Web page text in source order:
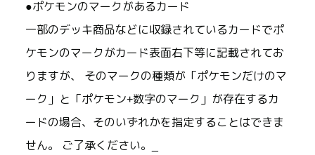
●ポケモンのマークがあるカード
一部のデッキ商品などに収録されているカードでポ
ケモンのマークがカード表面右下等に記載されてお
りますが、 そのマークの種類が「ポケモンだけのマ
ーク」と「ポケモン+数字のマーク」が存在するカ
ードの場合、そのいずれかを指定することはできま
せん。 ご了承ください。_